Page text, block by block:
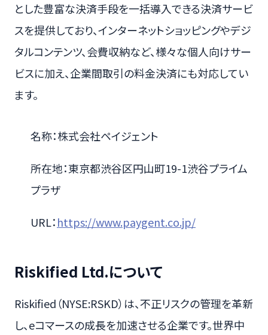
とした豊富な決済手段を一括導入できる決済サービ
スを提供しており、インターネットショッピングやデジ
タルコンテンツ、会費収納など、様々な個人向けサー
ビスに加え、企業間取引の料金決済にも対応してい
ます。
名称：株式会社ペイジェント
所在地：東京都渋谷区円山町19-1渋谷プライム
プラザ
URL：https://www.paygent.co.jp/
Riskified Ltd.について
Riskified（NYSE:RSKD）は、不正リスクの管理を革新
し、eコマースの成長を加速させる企業です。世界中